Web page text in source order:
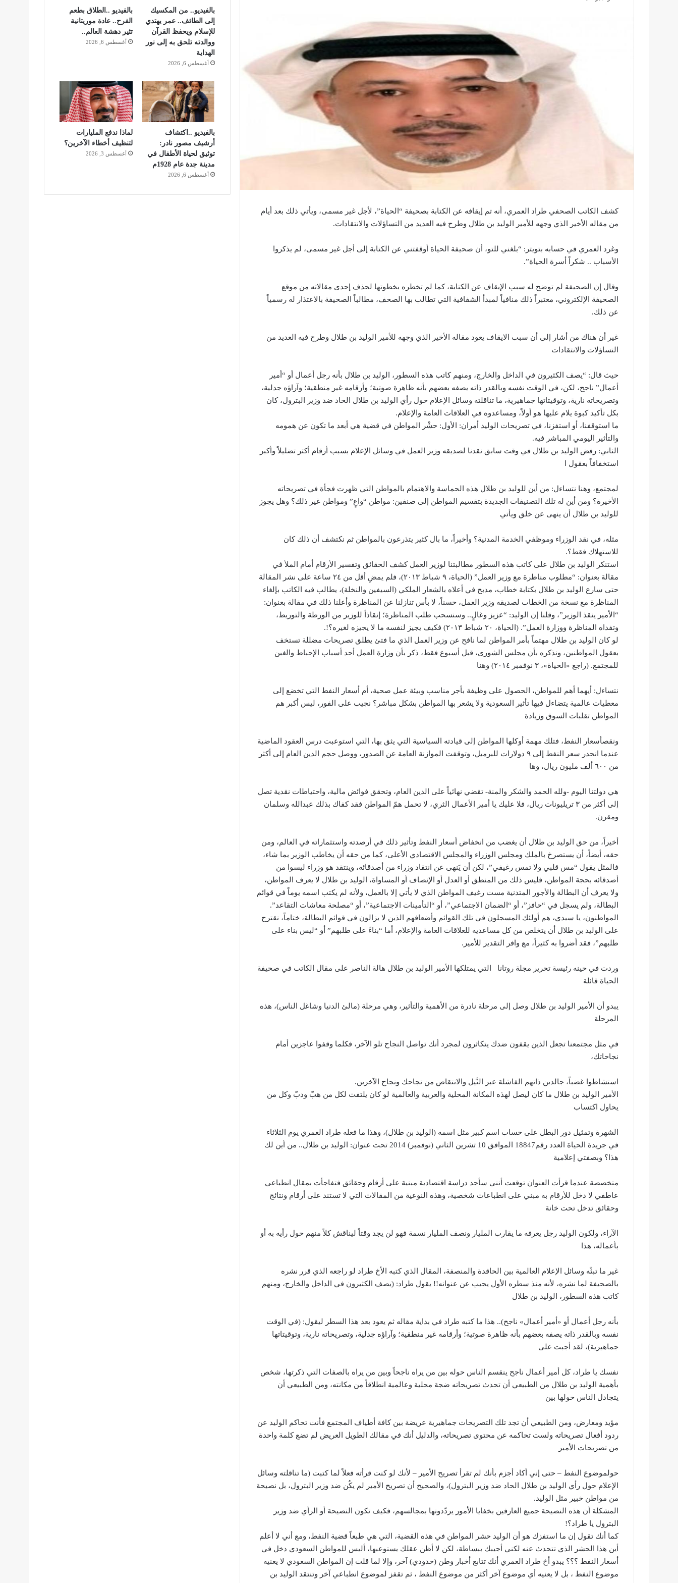
كشف الكاتب الصحفي طراد العمري، أنه تم إيقافه عن الكتابة بصحيفة “الحياة”، لأجل غير مسمى، ويأتي ذلك بعد أيام
من مقاله الأخير الذي وجهه للأمير الوليد بن طلال وطرح فيه العديد من التساؤلات والانتقادات.
وغرد العمري في حسابه بتويتر: “بلغني للتو، أن صحيفة الحياة أوقفتني عن الكتابة إلى أجل غير مسمى، لم يذكروا
الأسباب .. شكراً أسرة الحياة”.
وقال إن الصحيفة لم توضح له سبب الإيقاف عن الكتابة، كما لم تخطره بخطوتها لحذف إحدى مقالاته من موقع
الصحيفة الإلكتروني، معتبراً ذلك منافياً لمبدأ الشفافية التي تطالب بها الصحف، مطالباً الصحيفة بالاعتذار له رسمياً
عن ذلك.
غير أن هناك من أشار إلى أن سبب الايقاف يعود مقاله الأخير الذي وجهه للأمير الوليد بن طلال وطرح فيه العديد من
التساؤلات والانتقادات
حيث قال: “يصف الكثيرون في الداخل والخارج، ومنهم كاتب هذه السطور، الوليد بن طلال بأنه رجل أعمال أو “أمير
أعمال” ناجح، لكن، في الوقت نفسه وبالقدر ذاته يصفه بعضهم بأنه ظاهرة صوتية؛ وأرقامه غير منطقية؛ وآراؤه جدلية،
وتصريحاته نارية، وتوقيتاتها جماهيرية، ما تناقلته وسائل الإعلام حول رأي الوليد بن طلال الحاد ضد وزير البترول، كان
بكل تأكيد كبوة يلام عليها هو أولاً، ومساعدوه في العلاقات العامة والإعلام.
ما استوقفنا، أو استفزنا، في تصريحات الوليد أمران: الأول: حشْر المواطن في قضية هي أبعد ما تكون عن همومه
والتأثير اليومي المباشر فيه.
الثاني: رفض الوليد بن طلال في وقت سابق نقدنا لصديقه وزير العمل في وسائل الإعلام بسبب أرقام أكثر تضليلاً وأكبر
استخفافاً بعقول ا
لمجتمع، وهنا نتساءل: من أين للوليد بن طلال هذه الحماسة والاهتمام بالمواطن التي ظهرت فجأة في تصريحاته
الأخيرة؟ ومن أين له تلك التصنيفات الجديدة بتقسيم المواطن إلى صنفين: مواطن “واعٍ” ومواطن غير ذلك؟ وهل يجوز
للوليد بن طلال أن ينهى عن خلق ويأتي
مثله، في نقد الوزراء وموظفي الخدمة المدنية؟ وأخيراً، ما بال كثير يتذرعون بالمواطن ثم نكتشف أن ذلك كان
للاستهلاك فقط؟.
استنكر الوليد بن طلال على كاتب هذه السطور مطالبتنا لوزير العمل كشف الحقائق وتفسير الأرقام أمام الملأ في
مقالة بعنوان: “مطلوب مناظرة مع وزير العمل” (الحياة، ٩ شباط ٢٠١٣)، فلم يمضِ أقل من ٢٤ ساعة على نشر المقالة
حتى سارع الوليد بن طلال بكتابة خطاب، مدبج في أعلاه بالشعار الملكي (السيفين والنخلة)، يطالب فيه الكاتب بإلغاء
المناظرة مع نسخة من الخطاب لصديقه وزير العمل، حسناً، لا بأس تنازلنا عن المناظرة وأعلنا ذلك في مقالة بعنوان:
“الأمير ينقذ الوزير”، وقلنا إن الوليد: “عزيز وغالٍ.. وسنسحب طلب المناظرة؛ إنقاذاً للوزير من الورطة والتوريط،
وتفداه المناظرة ووزارة العمل”. (الحياة، ٢٠ شباط ٢٠١٣) فكيف يجيز لنفسه ما لا يجيزه لغيره؟!.
لو كان الوليد بن طلال مهتماً بأمر المواطن لما نافح عن وزير العمل الذي ما فتئ يطلق تصريحات مضللة تستخف
بعقول المواطنين، ونذكره بأن مجلس الشورى، قبل أسبوع فقط، ذكر بأن وزارة العمل أحد أسباب الإحباط والغبن
للمجتمع. (راجع «الحياة»، ٣ نوفمبر ٢٠١٤) وهنا
نتساءل: أيهما أهم للمواطن، الحصول على وظيفة بأجر مناسب وبيئة عمل صحية، أم أسعار النفط التي تخضع إلى
معطيات عالمية يتضاءل فيها تأثير السعودية ولا يشعر بها المواطن بشكل مباشر؟ نجيب على الفور، ليس أكبر هم
المواطن تقلبات السوق وزيادة
ونقصأسعار النفط، فتلك مهمة أوكلها المواطن إلى قيادته السياسية التي يثق بها، التي استوعبت درس العقود الماضية
عندما انحدر سعر النفط إلى ٩ دولارات للبرميل، وتوقفت الموازنة العامة عن الصدور، ووصل حجم الدين العام إلى أكثر
من ٦٠٠ ألف مليون ريال، وها
هي دولتنا اليوم -ولله الحمد والشكر والمنة- تقضي نهائياً على الدين العام، وتحقق فوائض مالية، واحتياطات نقدية تصل
إلى أكثر من ٣ تريليونات ريال، فلا عليك يا أمير الأعمال الثري، لا تحمل همّ المواطن فقد كفاك بذلك عبدالله وسلمان
ومقرن.
أخيراً، من حق الوليد بن طلال أن يغضب من انخفاض أسعار النفط وتأثير ذلك في أرصدته واستثماراته في العالم، ومن
حقه، أيضاً، أن يستصرخ بالملك ومجلس الوزراء والمجلس الاقتصادي الأعلى، كما من حقه أن يخاطب الوزير بما شاء،
فالمثل يقول “مس قلبي ولا تمس رغيفي”، لكن أن يَنهى عن انتقاد وزراء من أصدقائه، وينتقد هو وزراء ليسوا من
أصدقائه بحجة المواطن، فليس ذلك من المنطق أو العدل أو الإنصاف أو المساواة، الوليد بن طلال لا يعرف المواطن،
ولا يعرف أن البطالة والأجور المتدنية مست رغيف المواطن الذي لا يأتي إلا بالعمل، ولأنه لم يكتب اسمه يوماً في قوائم
البطالة، ولم يسجل في “حافز”، أو “الضمان الاجتماعي”، أو “التأمينات الاجتماعية”، أو “مصلحة معاشات التقاعد”.
المواطنون، يا سيدي، هم أولئك المسجلون في تلك القوائم وأضعافهم الذين لا يزالون في قوائم البطالة، ختاماً، نقترح
على الوليد بن طلال أن يتخلص من كل مساعديه للعلاقات العامة والإعلام، أما “بناءً على طلبهم” أو “ليس بناء على
طلبهم”، فقد أضروا به كثيراً، مع وافر التقدير للأمير.
وردت في حينه رئيسة تحرير مجلة روتانا التي يمتلكها الأمير الوليد بن طلال هالة الناصر على مقال الكاتب في صحيفة
الحياة قائلة
يبدو أن الأمير الوليد بن طلال وصل إلى مرحلة نادرة من الأهمية والتأثير، وهي مرحلة (مالئ الدنيا وشاغل الناس)، هذه
المرحلة
في مثل مجتمعنا تجعل الذين يقفون ضدك يتكاثرون لمجرد أنك تواصل النجاح تلو الآخر، فكلما وقفوا عاجزين أمام
نجاحاتك،
استشاطوا غضباً، جالدين ذاتهم الفاشلة عبر النَّيل والانتقاص من نجاحك ونجاح الآخرين.
الأمير الوليد بن طلال ما كان ليصل لهذه المكانة المحلية والعربية والعالمية لو كان يلتفت لكل من هبّ ودبّ وكل من
يحاول اكتساب
الشهرة وتمثيل دور البطل على حساب اسم كبير مثل اسمه (الوليد بن طلال)، وهذا ما فعله طراد العمري يوم الثلاثاء
في جريدة الحياة العدد رقم18847 الموافق 10 تشرين الثاني (نوفمبر) 2014 تحت عنوان: الوليد بن طلال.. من أين لك
هذا؟ وبصفتي إعلامية
متخصصة عندما قرأت العنوان توقعت أنني سأجد دراسة اقتصادية مبنية على أرقام وحقائق فتفاجأت بمقال انطباعي
عاطفي لا دخل للأرقام به مبني على انطباعات شخصية، وهذه النوعية من المقالات التي لا تستند على أرقام ونتائج
وحقائق تدخل تحت خانة
الآراء، ولكون الوليد رجل يعرفه ما يقارب المليار ونصف المليار نسمة فهو لن يجد وقتاً ليناقش كلاً منهم حول رأيه به أو
بأعماله، هذا
غير ما تبثّه وسائل الإعلام العالمية بين الحاقدة والمنصفة، المقال الذي كتبه الأخ طراد لو راجعه الذي قرر نشره
بالصحيفة لما نشره، لأنه منذ سطره الأول يجيب عن عنوانه!! يقول طراد: (يصف الكثيرون في الداخل والخارج، ومنهم
كاتب هذه السطور، الوليد بن طلال
بأنه رجل أعمال أو «أمير أعمال» ناجح).. هذا ما كتبه طراد في بداية مقاله ثم يعود بعد هذا السطر ليقول: (في الوقت
نفسه وبالقدر ذاته يصفه بعضهم بأنه ظاهرة صوتية؛ وأرقامه غير منطقية؛ وآراؤه جدلية، وتصريحاته نارية، وتوقيتاتها
جماهيرية)، لقد أجبت على
نفسك يا طراد، كل أمير أعمال ناجح ينقسم الناس حوله بين من يراه ناجحاً وبين من يراه بالصفات التي ذكرتها، شخص
بأهمية الوليد بن طلال من الطبيعي أن تحدث تصريحاته ضجة محلية وعالمية انطلاقاً من مكانته، ومن الطبيعي أن
يتجادل الناس حولها بين
مؤيد ومعارض، ومن الطبيعي أن تجد تلك التصريحات جماهيرية عريضة بين كافة أطياف المجتمع فأنت تحاكم الوليد عن
ردود أفعال تصريحاته ولست تحاكمه عن محتوى تصريحاته، والدليل أنك في مقالك الطويل العريض لم تضع كلمة واحدة
من تصريحات الأمير
حولموضوع النفط – حتى إني أكاد أجزم بأنك لم تقرأ تصريح الأمير – لأنك لو كنت قرأته فعلاً لما كتبت (ما تناقلته وسائل
الإعلام حول رأي الوليد بن طلال الحاد ضد وزير البترول)، والصحيح أن تصريح الأمير لم يكُن ضد وزير البترول، بل نصيحة
من مواطن خبير مثل الوليد.
المشكلة أن هذه النصيحة جميع العارفين بخفايا الأمور يردّدونها بمجالسهم، فكيف تكون النصيحة أو الرأي ضد وزير
البترول يا طراد؟!
كما أنك تقول إن ما استفزك هو أن الوليد حشر المواطن في هذه القضية، التي هي طبعاً قضية النفط، ومع أني لا أعلم
أين هذا الحشر الذي تتحدث عنه لكني أجيبك ببساطة، لكن لا أظن عقلك يستوعبها، أليس للمواطن السعودي دخل في
أسعار النفط ؟؟؟ يبدو أخ طراد العمري أنك تتابع أخبار وطن (حدودي) آخر، وإلا لما قلت إن المواطن السعودي لا يعنيه
موضوع النفط ، بل لا يعنيه أي موضوع آخر أكثر من موضوع النفط ، ثم تقفز لموضوع انطباعي آخر وتنتقد الوليد بن
بالفيديو.. من المكسيك
إلى الطائف.. عمر يهتدي
للإسلام ويحفظ القرآن
ووالدته تلحق به إلى نور
الهداية
أغسطس 6, 2026
بالفيديو ..الطلاق بطعم
الفرح.. عادة موريتانية
تثير دهشة العالم..
أغسطس 6, 2026
بالفيديو ..اكتشاف
أرشيف مصور نادر:
توثيق لحياة الأطفال في
مدينة جدة عام 1928م
أغسطس 6, 2026
لماذا ندفع المليارات
لتنظيف أخطاء الآخرين؟
أغسطس 3, 2026